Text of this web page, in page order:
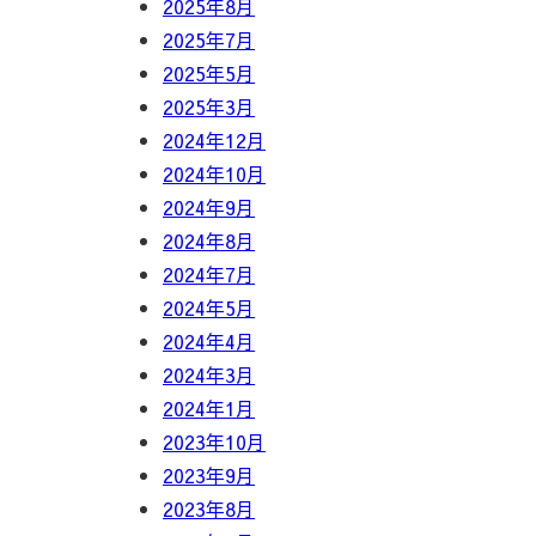
2025年8月
2025年7月
2025年5月
2025年3月
2024年12月
2024年10月
2024年9月
2024年8月
2024年7月
2024年5月
2024年4月
2024年3月
2024年1月
2023年10月
2023年9月
2023年8月